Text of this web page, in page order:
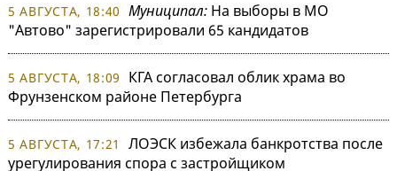
5 АВГУСТА, 18:40 Муниципал: На выборы в МО
"Автово" зарегистрировали 65 кандидатов
5 АВГУСТА, 18:09
КГА согласовал облик храма во
Фрунзенском районе Петербурга
5 АВГУСТА, 17:21
ЛОЭСК избежала банкротства после
урегулирования спора с застройщиком